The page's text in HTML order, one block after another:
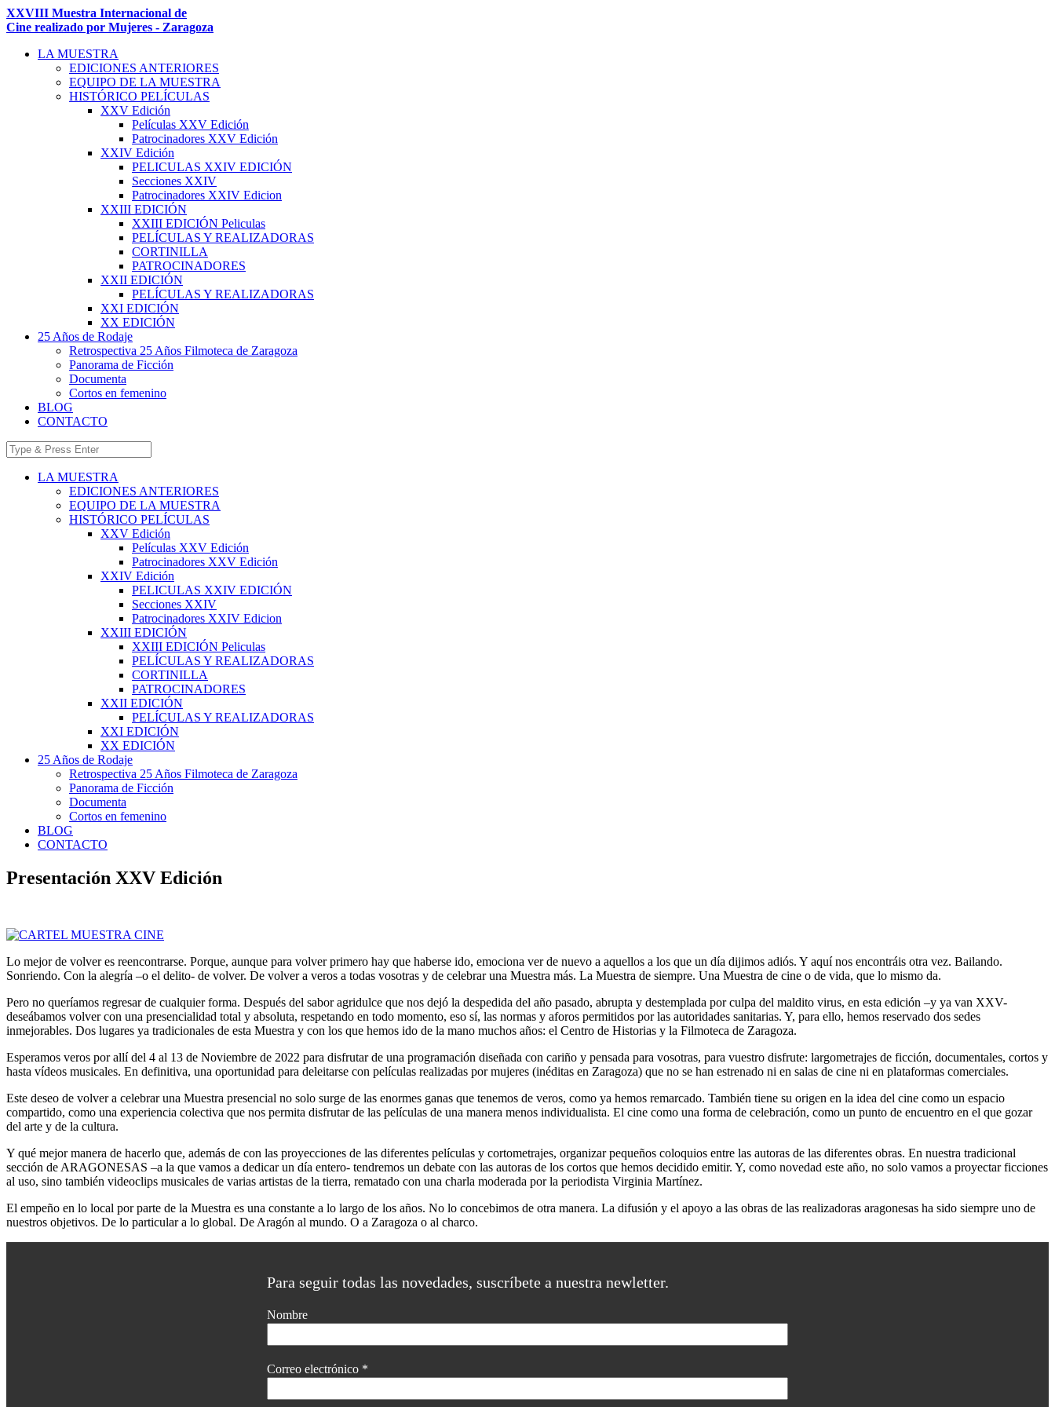
XXVIII Muestra Internacional de
Cine realizado por Mujeres - Zaragoza
LA MUESTRA
EDICIONES ANTERIORES
EQUIPO DE LA MUESTRA
HISTÓRICO PELÍCULAS
XXV Edición
Películas XXV Edición
Patrocinadores XXV Edición
XXIV Edición
PELICULAS XXIV EDICIÓN
Secciones XXIV
Patrocinadores XXIV Edicion
XXIII EDICIÓN
XXIII EDICIÓN Peliculas
PELÍCULAS Y REALIZADORAS
CORTINILLA
PATROCINADORES
XXII EDICIÓN
PELÍCULAS Y REALIZADORAS
XXI EDICIÓN
XX EDICIÓN
25 Años de Rodaje
Retrospectiva 25 Años Filmoteca de Zaragoza
Panorama de Ficción
Documenta
Cortos en femenino
BLOG
CONTACTO
LA MUESTRA
EDICIONES ANTERIORES
EQUIPO DE LA MUESTRA
HISTÓRICO PELÍCULAS
XXV Edición
Películas XXV Edición
Patrocinadores XXV Edición
XXIV Edición
PELICULAS XXIV EDICIÓN
Secciones XXIV
Patrocinadores XXIV Edicion
XXIII EDICIÓN
XXIII EDICIÓN Peliculas
PELÍCULAS Y REALIZADORAS
CORTINILLA
PATROCINADORES
XXII EDICIÓN
PELÍCULAS Y REALIZADORAS
XXI EDICIÓN
XX EDICIÓN
25 Años de Rodaje
Retrospectiva 25 Años Filmoteca de Zaragoza
Panorama de Ficción
Documenta
Cortos en femenino
BLOG
CONTACTO
Presentación XXV Edición
Lo mejor de volver es reencontrarse. Porque, aunque para volver primero hay que haberse ido, emociona ver de nuevo a aquellos a los que un día dijimos adiós. Y aquí nos encontráis otra vez. Bailando.
Sonriendo. Con la alegría –o el delito- de volver. De volver a veros a todas vosotras y de celebrar una Muestra más. La Muestra de siempre. Una Muestra de cine o de vida, que lo mismo da.
Pero no queríamos regresar de cualquier forma. Después del sabor agridulce que nos dejó la despedida del año pasado, abrupta y destemplada por culpa del maldito virus, en esta edición –y ya van XXV-
deseábamos volver con una presencialidad total y absoluta, respetando en todo momento, eso sí, las normas y aforos permitidos por las autoridades sanitarias. Y, para ello, hemos reservado dos sedes
inmejorables. Dos lugares ya tradicionales de esta Muestra y con los que hemos ido de la mano muchos años: el Centro de Historias y la Filmoteca de Zaragoza.
Esperamos veros por allí del 4 al 13 de Noviembre de 2022 para disfrutar de una programación diseñada con cariño y pensada para vosotras, para vuestro disfrute: largometrajes de ficción, documentales, cortos y
hasta vídeos musicales. En definitiva, una oportunidad para deleitarse con películas realizadas por mujeres (inéditas en Zaragoza) que no se han estrenado ni en salas de cine ni en plataformas comerciales.
Este deseo de volver a celebrar una Muestra presencial no solo surge de las enormes ganas que tenemos de veros, como ya hemos remarcado. También tiene su origen en la idea del cine como un espacio
compartido, como una experiencia colectiva que nos permita disfrutar de las películas de una manera menos individualista. El cine como una forma de celebración, como un punto de encuentro en el que gozar
del arte y de la cultura.
Y qué mejor manera de hacerlo que, además de con las proyecciones de las diferentes películas y cortometrajes, organizar pequeños coloquios entre las autoras de las diferentes obras. En nuestra tradicional
sección de ARAGONESAS –a la que vamos a dedicar un día entero- tendremos un debate con las autoras de los cortos que hemos decidido emitir. Y, como novedad este año, no solo vamos a proyectar ficciones
al uso, sino también videoclips musicales de varias artistas de la tierra, rematado con una charla moderada por la periodista Virginia Martínez.
El empeño en lo local por parte de la Muestra es una constante a lo largo de los años. No lo concebimos de otra manera. La difusión y el apoyo a las obras de las realizadoras aragonesas ha sido siempre uno de
nuestros objetivos. De lo particular a lo global. De Aragón al mundo. O a Zaragoza o al charco.
Para seguir todas las novedades, suscríbete a nuestra newletter.
Nombre
Correo electrónico *